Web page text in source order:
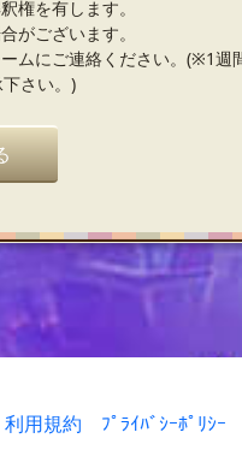
権を有します。
がございます。
ムにご連絡ください。(※1週
さい。)
利用規約 ﾌﾟﾗｲﾊﾞｼｰﾎﾟﾘｼｰ